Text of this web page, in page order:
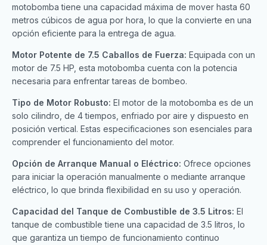
motobomba tiene una capacidad máxima de mover hasta 60
metros cúbicos de agua por hora, lo que la convierte en una
opción eficiente para la entrega de agua.
Motor Potente de 7.5 Caballos de Fuerza: Equipada con un
motor de 7.5 HP, esta motobomba cuenta con la potencia
necesaria para enfrentar tareas de bombeo.
Tipo de Motor Robusto: El motor de la motobomba es de un
solo cilindro, de 4 tiempos, enfriado por aire y dispuesto en
posición vertical. Estas especificaciones son esenciales para
comprender el funcionamiento del motor.
Opción de Arranque Manual o Eléctrico: Ofrece opciones
para iniciar la operación manualmente o mediante arranque
eléctrico, lo que brinda flexibilidad en su uso y operación.
Capacidad del Tanque de Combustible de 3.5 Litros: El
tanque de combustible tiene una capacidad de 3.5 litros, lo
que garantiza un tiempo de funcionamiento continuo